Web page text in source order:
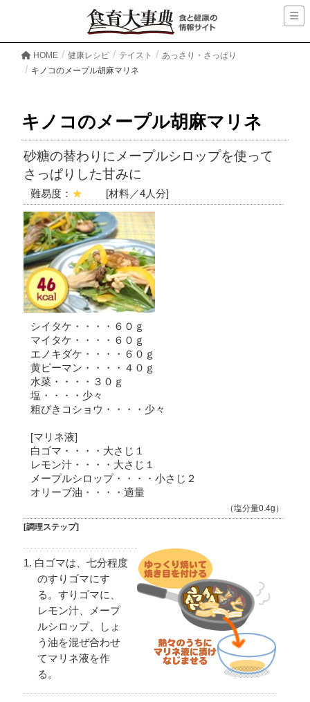
HOME 健康レシピ テイスト
あっさり・さっぱり
キノコのメープル胡麻マリネ
キノコのメープル胡麻マリネ
砂糖の替わりにメープルシロップを使って
さっぱりした甘みに
難易度： ★ [材料／4人分]
シイタケ・・・・６０ｇ
マイタケ・・・・６０ｇ
エノキダケ・・・・６０ｇ
黄ピーマン・・・・４０ｇ
水菜・・・・３０ｇ
塩・・・・少々
粗びきコショウ・・・・少々
[マリネ液]
白ゴマ・・・・大さじ１
レモン汁・・・・大さじ１
メープルシロップ・・・・小さじ２
オリーブ油・・・・適量
（塩分量0.4g）
[調理ステップ]
白ゴマは、七分程度
のすりゴマにす
る。すりゴマに、
レモン汁、メープ
ルシロップ、しょ
う油を混ぜ合わせ
てマリネ液を作
る。